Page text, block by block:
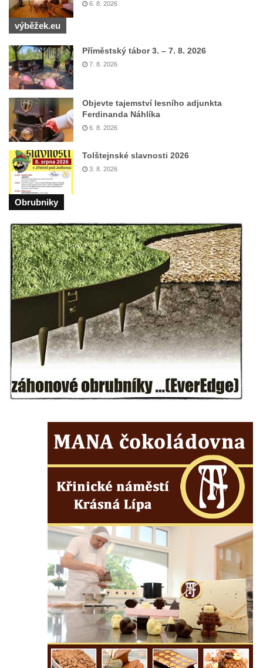
Hrob Theodora Paděry na hřbitově ve
Velkých Žernosekách
Hrob rodiny Victorinovy na hřbitově v
Chloumku v Mělníku
Hrob rodiny z Wartburgu a Pöschlovy na
Hrob rodiny Neumannových na hřbitově v
Chloumku v Mělníku
Hrob rodiny Vávrových na hřbitově v
Chloumku v Mělníku
Hrob rodiny Schmidlových na hřbitově v
Chloumku v Mělníku
Hrob rodiny Sixtových na hřbitově v
Chloumku v Mělníku
Hrob rodiny Goldschmidových a
Sedláčkových na hřbitově v Chloumku v
Mělníku
Hrob rodiny Hauptovy na hřbitově v
Chloumku v Mělníku
Hrob rodiny Knotkovy na hřbitově v
Chloumku v Mělníku
Hrob Františka Jankovského na hřbitově v
Chloumku v Mělníku
Hrob Jindřicha Matiegky na hřbitově v
Chloumku v Mělníku
Hrob – pomník na hřbitově v Trávníku
Hroby Stefana Pecha a Marie Göldner na
hřbitově v Trávníku
Hrob Roberta Lammeho na hřbitově v
Trávníku
Hrob Antona Wernera na hřbitově ve Svoru
Hrob Karla Rikla na hřbitově ve Svoru
Hrob Wilhelma Schwarzbacha na hřbitově
ve Svoru
6. 8. 2026
výběžek.eu
Příměstský tábor 3. – 7. 8. 2026
7. 8. 2026
Objevte tajemství lesního adjunkta
Ferdinanda Náhlíka
6. 8. 2026
Tolštejnské slavnosti 2026
3. 8. 2026
Obrubniky